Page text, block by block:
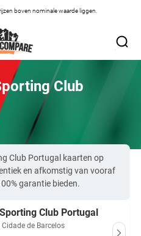
boven nominale waarde liggen.
Club
Club Portugal kaarten op
en afkomstig van vooraf
garantie bieden.
Club Portugal
Cidade de Barcelos